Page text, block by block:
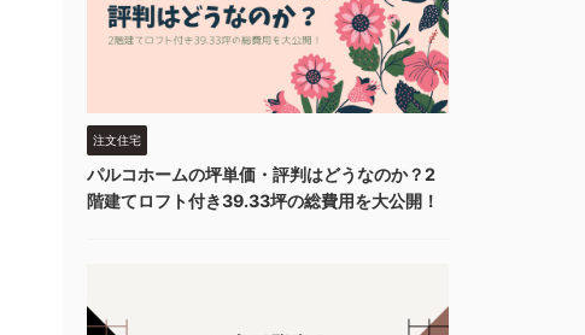
注文住宅
パルコホームの坪単価・評判はどうなのか？2
階建てロフト付き39.33坪の総費用を大公開！